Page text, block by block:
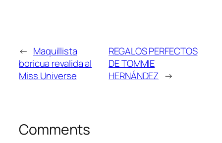
← Maquillista
boricua revalida al
Miss Universe
REGALOS PERFECTOS
DE TOMMIE
HERNÁNDEZ →
Comments